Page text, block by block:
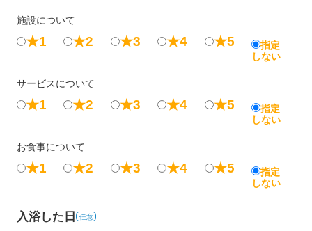
施設について
★1 ★2 ★3 ★4 ★5
指定
しない
サービスについて
★1 ★2 ★3 ★4 ★5
指定
しない
お食事について
★1 ★2 ★3 ★4 ★5
指定
しない
入浴した日 任意